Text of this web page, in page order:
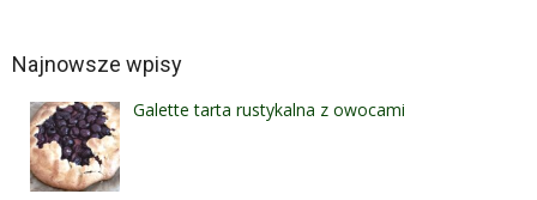
Najnowsze wpisy
Galette tarta rustykalna z owocami